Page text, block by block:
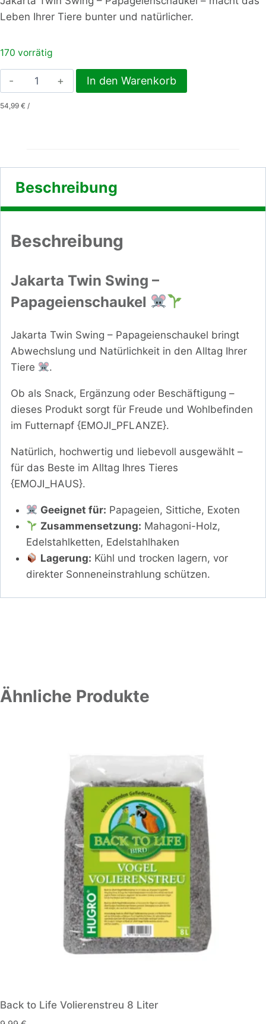
Leben Ihrer Tiere bunter und natürlicher.
170 vorrätig
Jakarta
Twin
Swing
In den Warenkorb
54,99 € /
Beschreibung
Beschreibung
Jakarta Twin Swing –
Papageienschaukel
Jakarta Twin Swing – Papageienschaukel bringt
Abwechslung und Natürlichkeit in den Alltag Ihrer
Tiere
.
Ob als Snack, Ergänzung oder Beschäftigung –
dieses Produkt sorgt für Freude und Wohlbefinden
im Futternapf {EMOJI_PFLANZE}.
Natürlich, hochwertig und liebevoll ausgewählt –
für das Beste im Alltag Ihres Tieres
{EMOJI_HAUS}.
Geeignet für: Papageien, Sittiche, Exoten
Zusammensetzung: Mahagoni-Holz,
Edelstahlketten, Edelstahlhaken
Lagerung: Kühl und trocken lagern, vor
direkter Sonneneinstrahlung schützen.
Ähnliche Produkte
Back to Life Volierenstreu 8 Liter